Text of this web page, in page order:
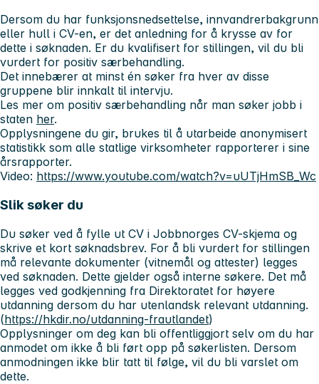
Dersom du har funksjonsnedsettelse, innvandrerbakgrunn
eller hull i CV-en, er det anledning for å krysse av for
dette i søknaden. Er du kvalifisert for stillingen, vil du bli
vurdert for positiv særbehandling.
Det innebærer at minst én søker fra hver av disse
gruppene blir innkalt til intervju.
Les mer om positiv særbehandling når man søker jobb i
staten her.
Opplysningene du gir, brukes til å utarbeide anonymisert
statistikk som alle statlige virksomheter rapporterer i sine
årsrapporter.
Video: https://www.youtube.com/watch?v=uUTjHmSB_Wc
Slik søker du
Du søker ved å fylle ut CV i Jobbnorges CV-skjema og
skrive et kort søknadsbrev. For å bli vurdert for stillingen
må relevante dokumenter (vitnemål og attester) legges
ved søknaden. Dette gjelder også interne søkere. Det må
legges ved godkjenning fra Direktoratet for høyere
utdanning dersom du har utenlandsk relevant utdanning.
(https://hkdir.no/utdanning-frautlandet)
Opplysninger om deg kan bli offentliggjort selv om du har
anmodet om ikke å bli ført opp på søkerlisten. Dersom
anmodningen ikke blir tatt til følge, vil du bli varslet om
dette.